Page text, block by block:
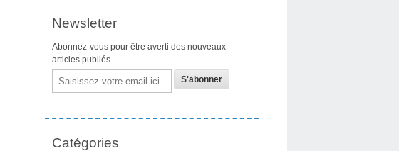
Newsletter
Abonnez-vous pour être averti des nouveaux
articles publiés.
Email
Catégories